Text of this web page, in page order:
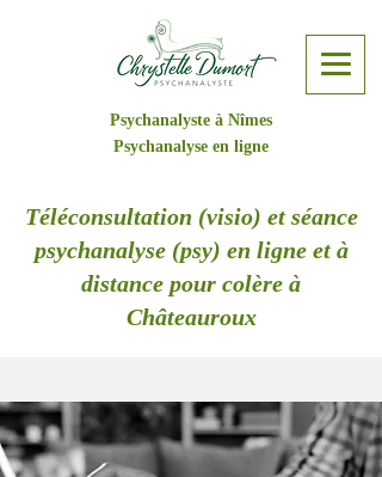
Psychanalyste à Nîmes
Psychanalyse en ligne
Téléconsultation (visio) et séance
psychanalyse (psy) en ligne et à
distance pour colère à
Châteauroux